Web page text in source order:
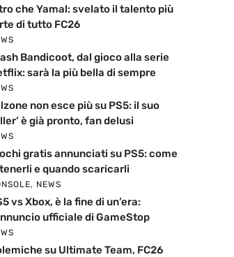
che Yamal: svelato il talento più
di tutto FC26
Bandicoot, dal gioco alla serie
sarà la più bella di sempre
non esce più su PS5: il suo
è già pronto, fan delusi
gratis annunciati su PS5: come
e quando scaricarli
, NEWS
vs Xbox, è la fine di un’era:
ufficiale di GameStop
su Ultimate Team, FC26